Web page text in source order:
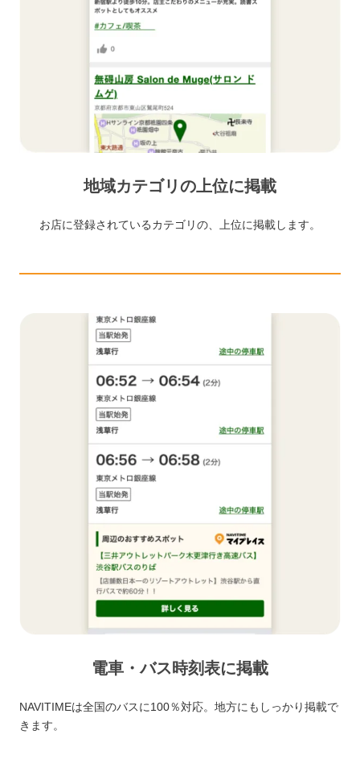
地域カテゴリの上位に掲載
お店に登録されているカテゴリの、上位に掲載します。
電車・バス時刻表に掲載
NAVITIMEは全国のバスに100％対応。地方にもしっかり掲載で
きます。